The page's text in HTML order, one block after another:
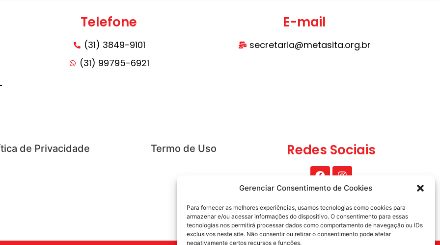
Gerenciar Consentimento de Cookies
Para fornecer as melhores experiências, usamos tecnologias como cookies para
armazenar e/ou acessar informações do dispositivo. O consentimento para essas
tecnologias nos permitirá processar dados como comportamento de navegação ou IDs
exclusivos neste site. Não consentir ou retirar o consentimento pode afetar
negativamente certos recursos e funções.
Telefone
(31) 3849-9101
(31) 99795-6921
E-mail
secretaria@metasita.org.br
de Privacidade Termo de Uso Redes Sociais